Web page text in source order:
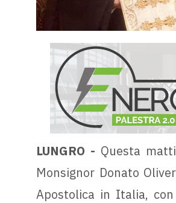
LUNGRO - Questa
Monsignor Donato
Apostolica in Italia,